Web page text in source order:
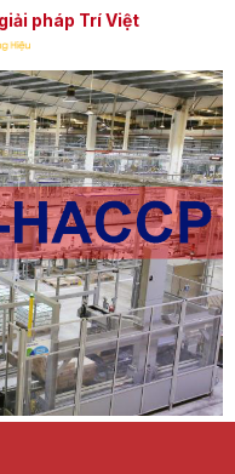
pháp Trí Việt